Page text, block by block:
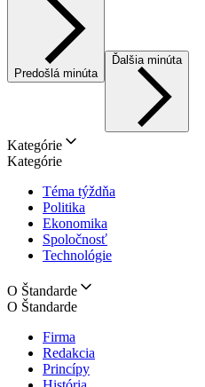
Predošlá minúta
Ďalšia minúta
Kategórie
Kategórie
Téma týždňa
Politika
Ekonomika
Spoločnosť
Technológie
O Štandarde
O Štandarde
Firma
Redakcia
Princípy